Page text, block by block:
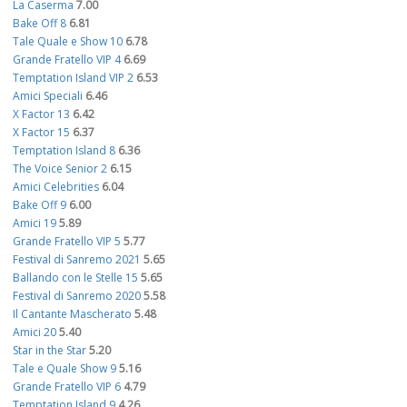
La Caserma 7.00
Bake Off 8 6.81
Tale Quale e Show 10 6.78
Grande Fratello VIP 4 6.69
Temptation Island VIP 2 6.53
Amici Speciali 6.46
X Factor 13 6.42
X Factor 15 6.37
Temptation Island 8 6.36
The Voice Senior 2 6.15
Amici Celebrities 6.04
Bake Off 9 6.00
Amici 195.89
Grande Fratello VIP 5 5.77
Festival di Sanremo 2021 5.65
Ballando con le Stelle 15 5.65
Festival di Sanremo 20205.58
Il Cantante Mascherato 5.48
Amici 205.40
Star in the Star5.20
Tale e Quale Show 95.16
Grande Fratello VIP 6 4.79